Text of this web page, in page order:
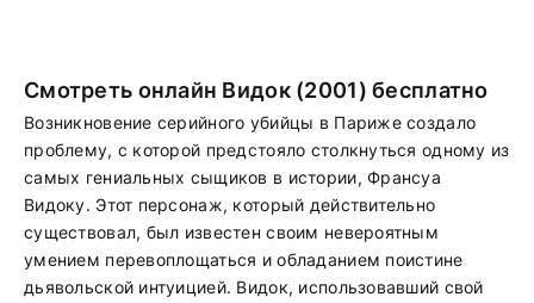
Смотреть онлайн Видок (2001) бесплатно
Возникновение серийного убийцы в Париже создало
проблему, с которой предстояло столкнуться одному из
самых гениальных сыщиков в истории, Франсуа
Видоку. Этот персонаж, который действительно
существовал, был известен своим невероятным
умением перевоплощаться и обладанием поистине
дьявольской интуицией. Видок, использовавший свой